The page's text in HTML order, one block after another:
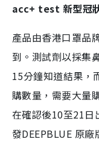
acc+ test 新型冠
產品由香港口罩品
到。測試劑以採集
15分鐘知道結果，
購數量，需要大量
在確認後10至21日
發DEEPBLUE 原廠